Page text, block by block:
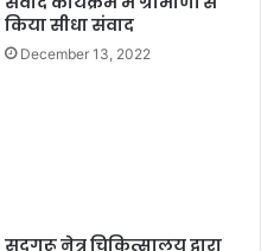
किया सीधा संवाद
December 13, 2022
सदगुरू नेत्र चिकित्सालय द्वारा